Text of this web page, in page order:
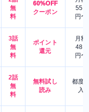
無
料
60%OFF
クーポン
550
円〜
3話
無
料
ポイント
還元
月額
480
円〜
2話
無
料
無料試し
読み
都度
入